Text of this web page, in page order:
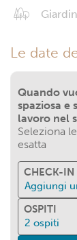
Le date
Quando
spaziosa e
lavoro nel
Seleziona
esatta
CHECK-IN
Aggiungi
OSPITI
2 ospiti